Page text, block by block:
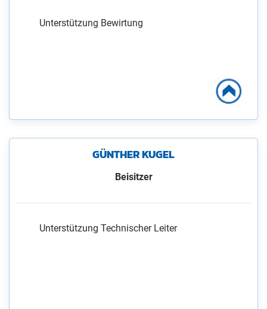
Unterstützung Bewirtung
GÜNTHER KUGEL
Beisitzer
Unterstützung Technischer Leiter